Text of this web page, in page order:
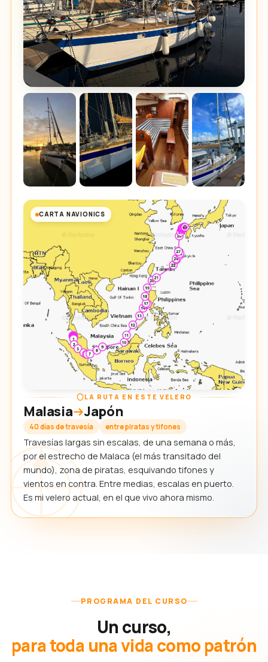
CARTA NAVIONICS
LA RUTA EN ESTE VELERO
Malasia Japón
40 días de travesía entre piratas y tifones
Travesías largas sin escalas, de una semana o más,
por el estrecho de Malaca (el más transitado del
mundo), zona de piratas, esquivando tifones y
vientos en contra. Entre medias, escalas en puerto.
Es mi velero actual, en el que vivo ahora mismo.
PROGRAMA DEL CURSO
Un curso,
para toda una vida como patrón